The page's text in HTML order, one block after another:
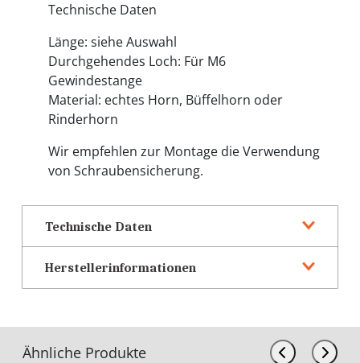
Technische Daten
Länge: siehe Auswahl
Durchgehendes Loch: Für M6
Gewindestange
Material: echtes Horn, Büffelhorn oder
Rinderhorn
Wir empfehlen zur Montage die Verwendung
von Schraubensicherung.
Technische Daten
Herstellerinformationen
Ähnliche Produkte